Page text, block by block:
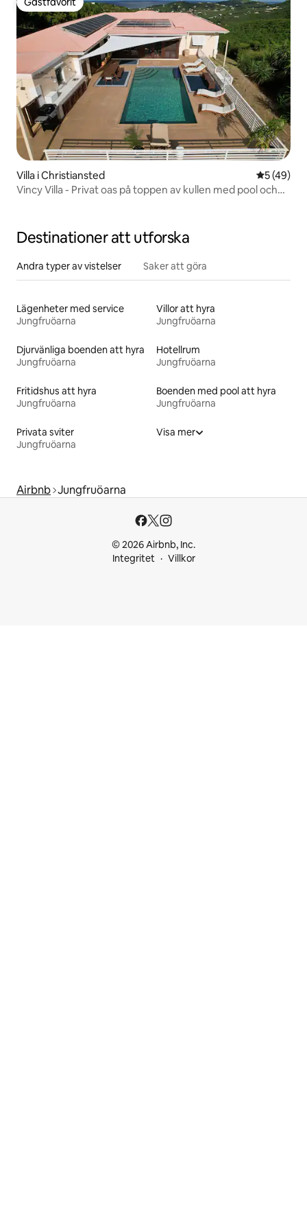
Gästfavorit
Villa i Christiansted 5 av 5 i
5 (49)
Vincy Villa - Privat oas på toppen av kullen med pool och
Destinationer att utforska
Andra typer av vistelser Saker att göra
Lägenheter med service
Jungfruöarna
Villor att hyra
Jungfruöarna
Djurvänliga boenden att hyra
Jungfruöarna
Hotellrum
Jungfruöarna
Fritidshus att hyra
Jungfruöarna
Boenden med pool att hyra
Jungfruöarna
Privata sviter
Jungfruöarna
Visa mer
Airbnb Jungfruöarna
© 2026 Airbnb, Inc.
Integritet
Villkor